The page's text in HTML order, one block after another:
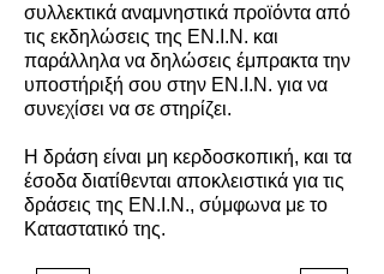
συλλεκτικά αναμνηστικά προϊόντα από
τις εκδηλώσεις της ΕΝ.Ι.Ν. και
παράλληλα να δηλώσεις έμπρακτα την
υποστήριξή σου στην ΕΝ.Ι.Ν. για να
συνεχίσει να σε στηρίζει.
Η δράση είναι μη κερδοσκοπική, και τα
έσοδα διατίθενται αποκλειστικά για τις
δράσεις της ΕΝ.Ι.Ν., σύμφωνα με το
Καταστατικό της.